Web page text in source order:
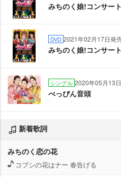
みちのく娘!コンサー
DVD 2021年02月17日発
みちのく娘!コンサー
シングル 2020年05月13
べっぴん音頭
新着歌詞
みちのく恋の花
コブシの花はナー 春告げる